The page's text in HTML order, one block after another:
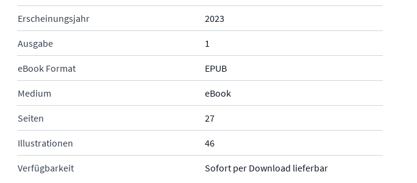
Erscheinungsjahr 2023
Ausgabe 1
eBook Format EPUB
Medium eBook
Seiten 27
Illustrationen 46
Verfügbarkeit Sofort per Download lieferbar